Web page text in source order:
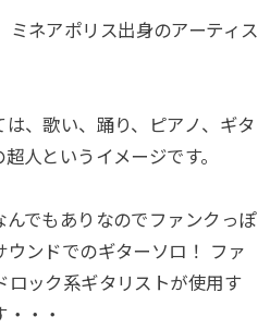
ネアポリス出身のアーティス
、歌い、踊り、ピアノ、ギタ
人というイメージです。
でもありなのでファンクっぽ
ンドでのギターソロ！ ファ
ロック系ギタリストが使用す
・・